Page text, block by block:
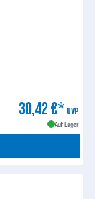
30,42 €* UVP
Auf Lager